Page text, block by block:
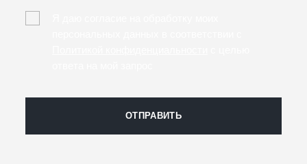
ОТПРАВИТЬ